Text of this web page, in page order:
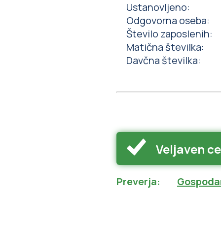
Ustanovljeno:
Odgovorna oseba:
Število zaposlenih:
Matična številka:
Davčna številka:
Veljaven
Preverja: